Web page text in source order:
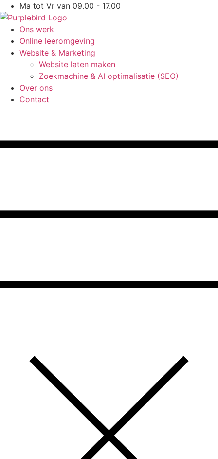
naar
inhoud
Ma tot Vr van 09.00 - 17.00
Ons werk
Online leeromgeving
Website & Marketing
Website laten maken
Zoekmachine & AI optimalisatie (SEO)
Over ons
Contact